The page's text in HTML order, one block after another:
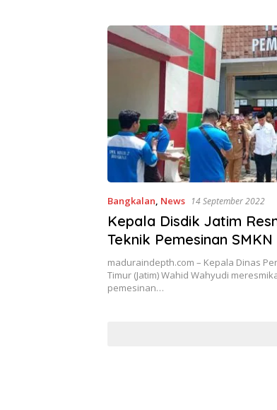
Bangkalan, News 14 September 2022
Kepala Disdik Jatim
Teknik Pemesinan
maduraindepth.com – Kepala Dinas
Timur (Jatim) Wahid Wahyudi
pemesinan…